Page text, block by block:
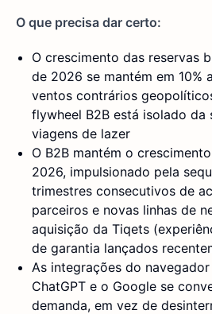
O que precisa dar certo:
O crescimento das reservas
de 2026 se mantém em 10%
ventos contrários
flywheel B2B está isolado da
viagens de lazer
O B2B mantém o
2026, impulsionado pela
trimestres consecutivos de
parceiros e novas linhas de
aquisição da Tiqets
de garantia lançados
As integrações do
ChatGPT e o Google se
demanda, em vez de